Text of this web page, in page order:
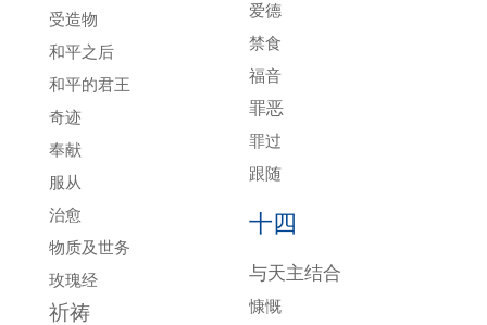
受造物
和平之后
和平的君王
奇迹
奉献
服从
治愈
物质及世务
玫瑰经
祈祷
爱德
禁食
福音
罪恶
罪过
跟随
十四
与天主结合
慷慨